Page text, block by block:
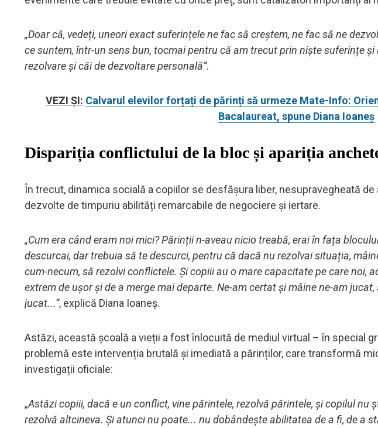
„Doar că, vedeți, uneori exact suferințele ne fac să creștem, ne fac să ne
ce suntem, într-un sens bun, tocmai pentru că am trecut prin niște suferințe
rezolvare și căi de dezvoltare personală”.
VEZI ȘI: Calvarul elevilor forțați de părinți să urmeze Mate-Info:
Bacalaureat, spune Diana Ioaneș
Dispariția conflictului de la bloc și apariția
În trecut, dinamica socială a copiilor se desfășura liber, nesupravegheată
dezvolte de timpuriu abilități remarcabile de negociere și iertare.
„Cum era când eram noi mici? Părinții n-aveau nicio treabă, erai în fața
descurcai, dar trebuia să te descurci, pentru că dacă nu rezolvai situația,
cum-necum, să rezolvi conflictele. Și copiii au o mare capacitate pe care noi,
extrem de ușor și de a merge mai departe. Ne-am certat și mâine ne-am
jucat...”, explică Diana Ioaneș.
Astăzi, această școală a vieții a fost înlocuită de mediul virtual – în special
problemă este intervenția brutală și imediată a părinților, care transformă
investigații oficiale:
„Astăzi copiii, dacă e un conflict, vine părintele, rezolvă părintele, și copilul nu
rezolvă altcineva. Și atunci nu poate... nu dobândește abilitatea de a fi, de a